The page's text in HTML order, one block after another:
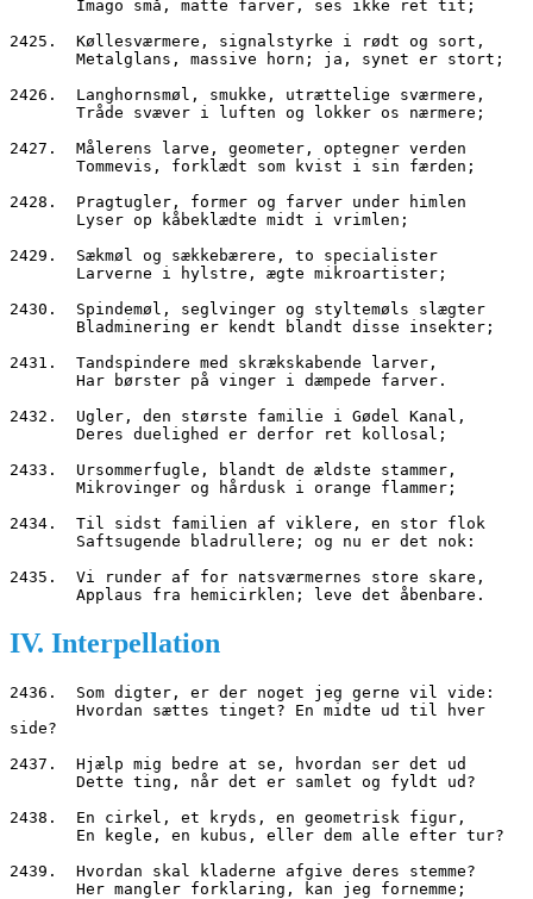
       Imago små, matte farver, ses ikke ret tit;
2425.  Køllesværmere, signalstyrke i rødt og sort,
       Metalglans, massive horn; ja, synet er stort;
2426.  Langhornsmøl, smukke, utrættelige sværmere,
       Tråde svæver i luften og lokker os nærmere;
2427.  Målerens larve, geometer, optegner verden
       Tommevis, forklædt som kvist i sin færden;
2428.  Pragtugler, former og farver under himlen
       Lyser op kåbeklædte midt i vrimlen;
2429.  Sækmøl og sækkebærere, to specialister
       Larverne i hylstre, ægte mikroartister;
2430.  Spindemøl, seglvinger og styltemøls slægter
       Bladminering er kendt blandt disse insekter;
2431.  Tandspindere med skrækskabende larver,
       Har børster på vinger i dæmpede farver.
2432.  Ugler, den største familie i Gødel Kanal,
       Deres duelighed er derfor ret kollosal;
2433.  Ursommerfugle, blandt de ældste stammer,
       Mikrovinger og hårdusk i orange flammer;
2434.  Til sidst familien af viklere, en stor flok
       Saftsugende bladrullere; og nu er det nok:
2435.  Vi runder af for natsværmernes store skare,
       Applaus fra hemicirklen; leve det åbenbare.
IV. Interpellation
2436.  Som digter, er der noget jeg gerne vil vide:
side?
2437.  Hjælp mig bedre at se, hvordan ser det ud
       Dette ting, når det er samlet og fyldt ud?
2438.  En cirkel, et kryds, en geometrisk figur,
       En kegle, en kubus, eller dem alle efter tur?
2439.  Hvordan skal kladerne afgive deres stemme?
       Her mangler forklaring, kan jeg fornemme;